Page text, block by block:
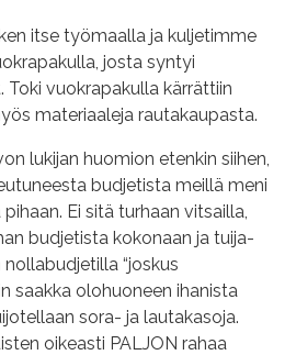
itse työmaalla ja kuljetimme
josta syntyi
Toki vuokrapakulla kärrättiin
materiaaleja rautakaupasta.
lukijan huomion etenkin siihen,
budjetista meillä meni
Ei sitä turhaan vitsailla,
budjetista kokonaan ja tuija-
“joskus
saakka olohuoneen ihanista
sora- ja lautakasoja.
oikeasti PALJON rahaa